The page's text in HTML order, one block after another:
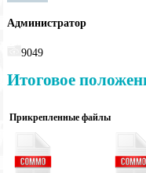
Администратор
9049
Итоговое
Прикрепленные файлы